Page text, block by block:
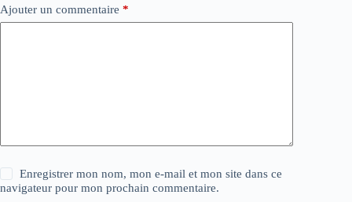
Ajouter un commentaire *
Enregistrer mon nom, mon e-mail et mon site dans ce
navigateur pour mon prochain commentaire.